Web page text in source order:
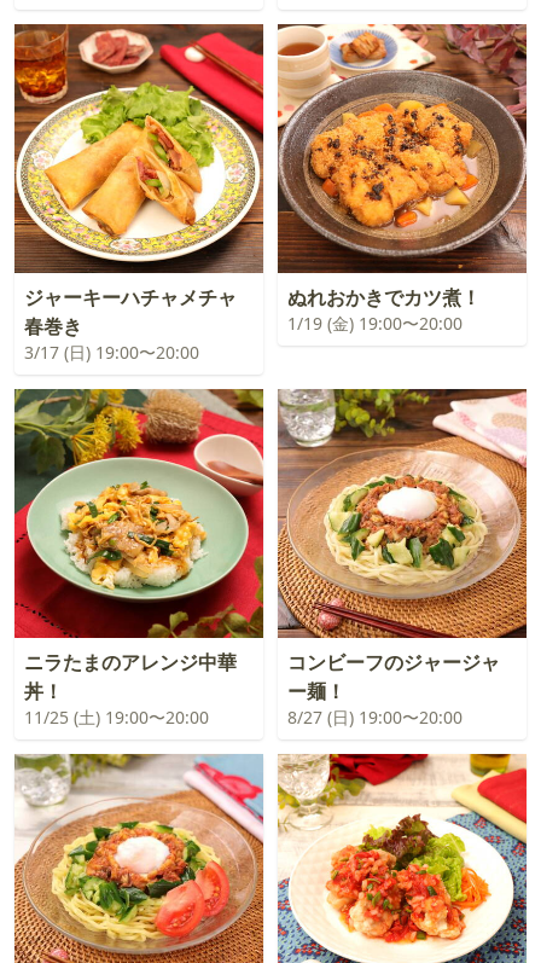
ジャーキーハチャメチャ
春巻き
3/17 (日) 19:00〜20:00
ぬれおかきでカツ煮！
1/19 (金) 19:00〜20:00
ニラたまのアレンジ中華
丼！
11/25 (土) 19:00〜20:00
コンビーフのジャージャ
ー麺！
8/27 (日) 19:00〜20:00